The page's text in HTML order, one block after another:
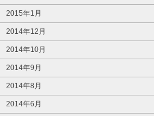
2015年1月
2014年12月
2014年10月
2014年9月
2014年8月
2014年6月